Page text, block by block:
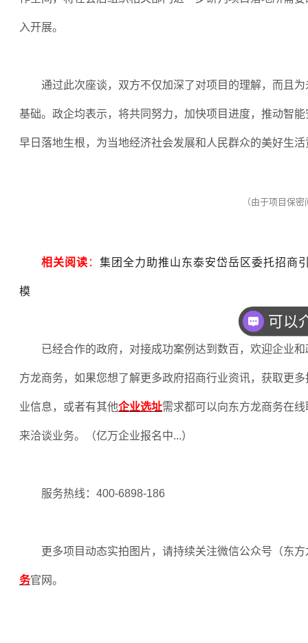
入开展。
通过此次座谈，双方不仅加深了对项目的理解，而且为
基础。政企均表示，将共同努力，加快项目进度，推动智
早日落地生根，为当地经济社会发展和人民群众的美好生
（由于项目保
相关阅读 ： 集团全力助推山东泰安岱岳区委托招商
模
已经合作的政府，对接成功案例达到数百，欢迎企业
方龙商务，如果您想了解更多政府招商行业资讯，获取更
业信息，或者有其他企业选址需求都可以向东方龙商务在
来洽谈业务。（亿万企业报名中...）
服务热线： 400-6898-186
更多项目动态实拍图片，请持续关注微信公众号（东
务官网。